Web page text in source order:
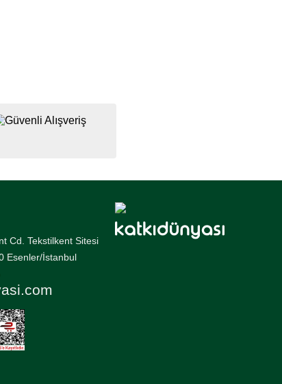
Cd. Tekstilkent Sitesi
Esenler/İstanbul